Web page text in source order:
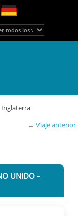
← Viaje anterior
UNIDO -